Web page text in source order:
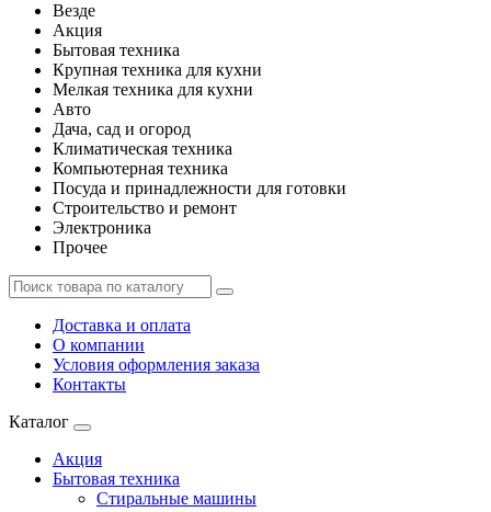
Везде
Акция
Бытовая техника
Крупная техника для кухни
Мелкая техника для кухни
Авто
Дача, сад и огород
Климатическая техника
Компьютерная техника
Посуда и принадлежности для готовки
Строительство и ремонт
Электроника
Прочее
Доставка и оплата
О компании
Условия оформления заказа
Контакты
Каталог
Акция
Бытовая техника
Стиральные машины